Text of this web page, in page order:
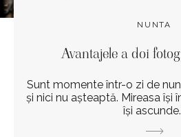
NUNTA
Avantajele a doi
Sunt momente într-o zi de
și nici nu așteaptă. Mireasa își
își